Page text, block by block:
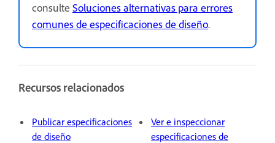
consulte Soluciones alternativas para errores
comunes de especificaciones de diseño.
Recursos relacionados
Publicar especificaciones
de diseño
Ver e inspeccionar
especificaciones de